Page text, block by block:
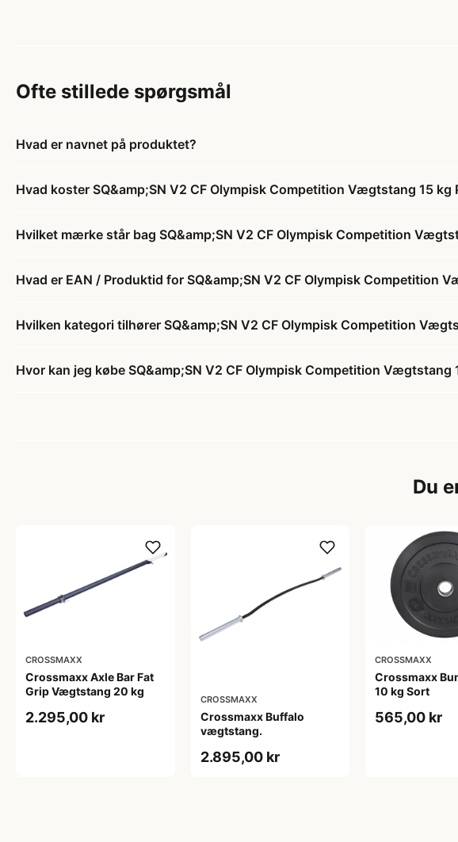
Ofte stillede spørgsmål
Hvad er navnet på produktet?
Hvad koster SQ&amp;SN V2 CF Olympisk Competition Vægtstang 15 kg
Hvilket mærke står bag SQ&amp;SN V2 CF Olympisk Competition
Hvad er EAN / Produktid for SQ&amp;SN V2 CF Olympisk Competition
Hvilken kategori tilhører SQ&amp;SN V2 CF Olympisk Competition
Hvor kan jeg købe SQ&amp;SN V2 CF Olympisk Competition Vægtstang
Du
CROSSMAXX
Crossmaxx Axle Bar Fat
Grip Vægtstang 20 kg
2.295,00 kr
CROSSMAXX
Crossmaxx Buffalo
vægtstang.
2.895,00 kr
CROSSMAXX
Crossmaxx
10 kg Sort
565,00 kr